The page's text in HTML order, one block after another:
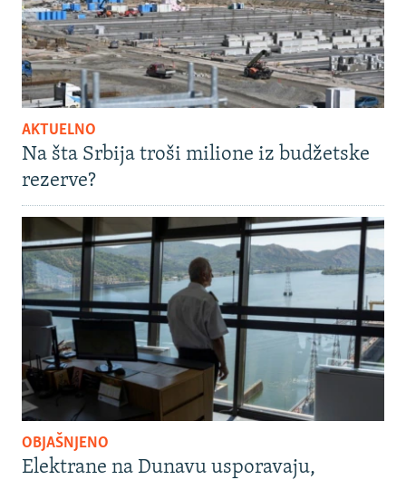
AKTUELNO
Na šta Srbija troši milione iz budžetske
rezerve?
OBJAŠNJENO
Elektrane na Dunavu usporavaju,